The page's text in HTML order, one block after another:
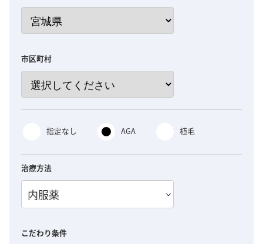
市区町村
指定なし AGA 植毛
治療方法
内服薬
こだわり条件